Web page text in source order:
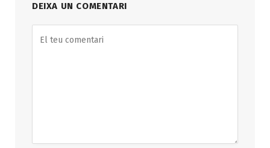
DEIXA UN COMENTARI